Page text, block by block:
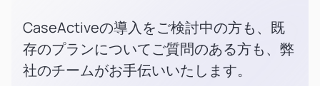
CaseActiveの導入をご検討中の方も、既
存のプランについてご質問のある方も、弊
社のチームがお手伝いいたします。